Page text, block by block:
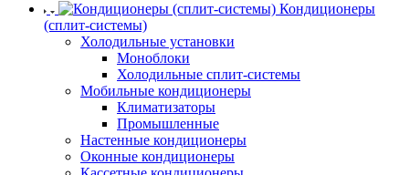
Кондиционеры
(сплит-системы)
Холодильные установки
Моноблоки
Холодильные сплит-системы
Мобильные кондиционеры
Климатизаторы
Промышленные
Настенные кондиционеры
Оконные кондиционеры